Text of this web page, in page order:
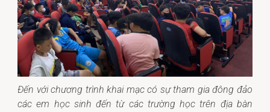
Đến với chương trình khai mạc có sự tham gia đông đảo
các em học sinh đến từ các trường học trên địa bàn